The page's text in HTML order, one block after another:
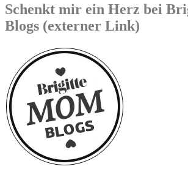
Schenkt mir ein Herz bei
Blogs (externer Link)